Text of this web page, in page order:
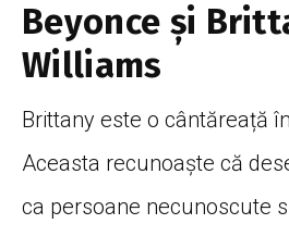
Beyonce și
Williams
Brittany este o cântăreață
Aceasta recunoaște că
ca persoane necunoscute